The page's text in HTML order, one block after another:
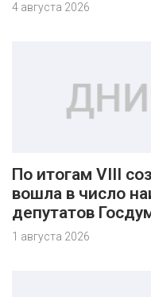
4 августа 2026
По итогам VIII
вошла в число
депутатов
1 августа 2026